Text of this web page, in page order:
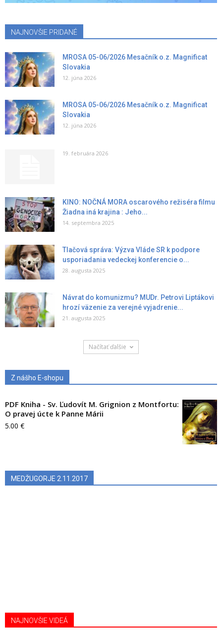
NAJNOVŠIE PRIDANÉ
MROSA 05-06/2026 Mesačník o.z. Magnificat
Slovakia
12. júna 2026
MROSA 05-06/2026 Mesačník o.z. Magnificat
Slovakia
12. júna 2026
19. februára 2026
KINO: NOČNÁ MORA oscarového režiséra filmu
Žiadna iná krajina : Jeho...
14. septembra 2025
Tlačová správa: Výzva Vláde SR k podpore
usporiadania vedeckej konferencie o...
28. augusta 2025
Návrat do komunizmu? MUDr. Petrovi Liptákovi
hrozí väzenie za verejné vyjadrenie...
21. augusta 2025
Načítať ďalšie
Z nášho E-shopu
PDF Kniha - Sv. Ľudovít M. Grignion z Montfortu:
O pravej úcte k Panne Márii
5.00 €
MEDŽUGORJE 2.11.2017
NAJNOVŠIE VIDEÁ